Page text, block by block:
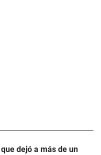
dejó a más de un